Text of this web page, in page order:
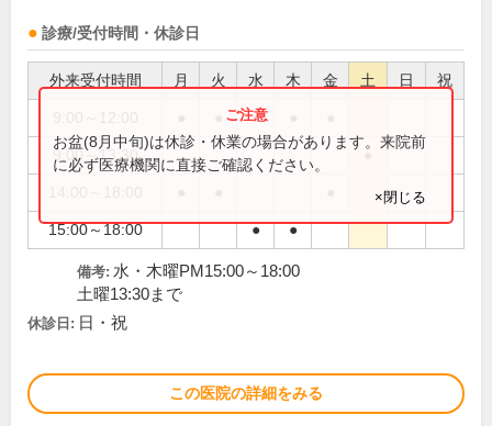
診療/受付時間・休診日
外来受付時間 月 火 水 木 金 土 日 祝
●
9:00～13:30 ●
15:00～18:00 ● ●
お盆(8月中旬)は休診・休業の場合があります。来院前
に必ず医療機関に直接ご確認ください。
×閉じる
備考: 水・木曜PM15:00～18:00
土曜13:30まで
休診日: 日・祝
この医院の詳細をみる